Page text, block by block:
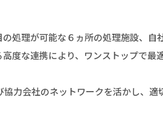
処理が可能な６ヵ所の処理施設、
度な連携により、ワンストップで最
力会社のネットワークを活かし、